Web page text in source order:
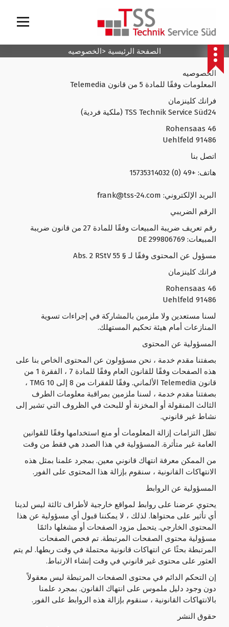
الصفحة الرئيسية<الخصوصيه
الخصوصيه
المعلومات وفقًا للمادة 5 من قانون Telemedia
فرانك كلينزمان
TSS Technik Service Süd24 (ملكية فردية)
Rohensaas 46
91486 Uehlfeld
اتصل بنا
هاتف: +49 (0) 15735314032
البريد الإلكتروني: frank@tss-24.com
الرقم الضريبي
رقم تعريف ضريبة المبيعات وفقًا للمادة 27 من قانون ضريبة
المبيعات: DE 299806769
مسؤول عن المحتوى وفقًا لـ § 55 Abs. 2 RStV
فرانك كلينزمان
Rohensaas 46
91486 Uehlfeld
لسنا مستعدين ولا ملزمين بالمشاركة في إجراءات تسوية
المنازعات أمام هيئة تحكيم المستهلك.
المسؤولية عن المحتوى
بصفتنا مقدم خدمة ، نحن مسؤولون عن المحتوى الخاص بنا على
هذه الصفحات وفقًا للقانون العام وفقًا للمادة 7 ، الفقرة 1 من
قانون Telemedia الألماني. وفقًا للفقرات من 8 إلى 10 TMG ،
بصفتنا مقدم خدمة ، لسنا ملزمين بمراقبة معلومات الطرف
الثالث المنقولة أو المخزنة أو للبحث في الظروف التي تشير إلى
نشاط غير قانوني.
تظل التزامات إزالة المعلومات أو منع استخدامها وفقًا للقوانين
العامة غير متأثرة. المسؤولية في هذا الصدد هي فقط من وقت
من الممكن معرفة انتهاك قانوني معين. بمجرد علمنا بمثل هذه
الانتهاكات القانونية ، سنقوم بإزالة هذا المحتوى على الفور.
المسؤولية عن الروابط
يحتوي عرضنا على روابط لمواقع خارجية لأطراف ثالثة ليس لدينا
أي تأثير على محتواها. لذلك ، لا يمكننا قبول أي مسؤولية عن هذا
المحتوى الخارجي. يتحمل مزود الصفحات أو مشغلها دائمًا
مسؤولية محتوى الصفحات المرتبطة. تم فحص الصفحات
المرتبطة بحثًا عن انتهاكات قانونية محتملة في وقت ربطها. لم يتم
العثور على محتوى غير قانوني في وقت إنشاء الارتباط.
إن التحكم الدائم في محتوى الصفحات المرتبطة ليس معقولاً
دون وجود دليل ملموس على انتهاك القانون. بمجرد علمنا
بالانتهاكات القانونية ، سنقوم بإزالة هذه الروابط على الفور.
حقوق النشر